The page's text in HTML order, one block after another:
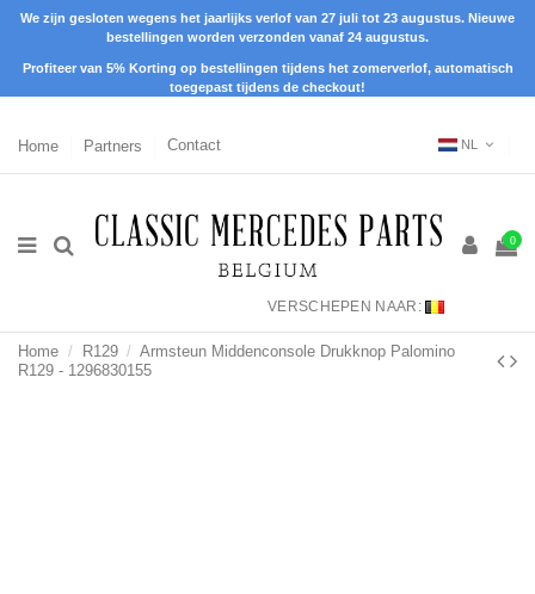
We zijn gesloten wegens het jaarlijks verlof van 27 juli tot 23 augustus. Nieuwe
bestellingen worden verzonden vanaf 24 augustus.
Profiteer van 5% Korting op bestellingen tijdens het zomerverlof, automatisch
toegepast tijdens de checkout!
Home Partners Contact NL
0
VERSCHEPEN NAAR:
Home R129
Armsteun Middenconsole Drukknop Palomino
R129 - 1296830155